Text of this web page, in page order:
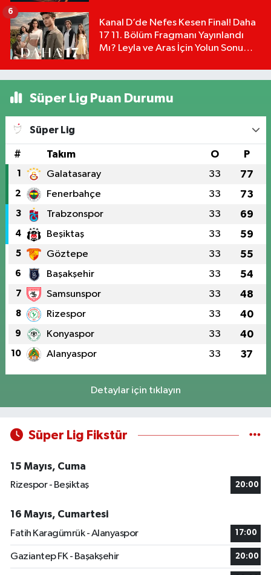
Kanal D’de Nefes Kesen Final! Daha
17 11. Bölüm Fragmanı Yayınlandı
Mı? Leyla ve Aras İçin Yolun Sonu
6
Süper Lig Puan Durumu
Süper Lig
# Takım O P
1 Galatasaray 33 77
2 Fenerbahçe 33 73
3 Trabzonspor 33 69
4 Beşiktaş 33 59
5 Göztepe 33 55
6 Başakşehir 33 54
7 Samsunspor 33 48
8 Rizespor 33 40
9 Konyaspor 33 40
10 Alanyaspor 33 37
Detaylar için tıklayın
Süper Lig Fikstür
15 Mayıs, Cuma
Rizespor - Beşiktaş
20:00
16 Mayıs, Cumartesi
Fatih Karagümrük - Alanyaspor
17:00
Gaziantep FK - Başakşehir 20:00